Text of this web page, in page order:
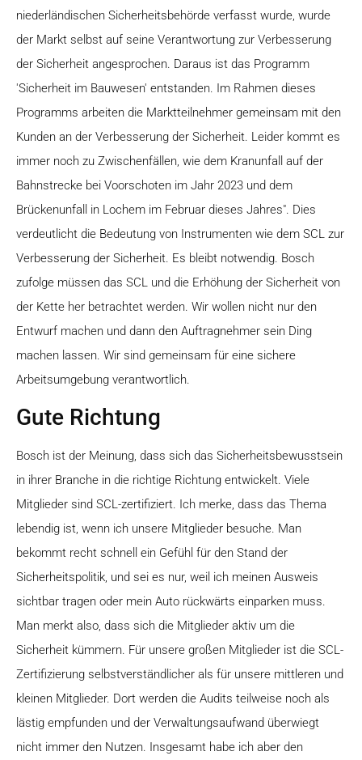
niederländischen Sicherheitsbehörde verfasst wurde, wurde
der Markt selbst auf seine Verantwortung zur Verbesserung
der Sicherheit angesprochen. Daraus ist das Programm
'Sicherheit im Bauwesen' entstanden. Im Rahmen dieses
Programms arbeiten die Marktteilnehmer gemeinsam mit den
Kunden an der Verbesserung der Sicherheit. Leider kommt es
immer noch zu Zwischenfällen, wie dem Kranunfall auf der
Bahnstrecke bei Voorschoten im Jahr 2023 und dem
Brückenunfall in Lochem im Februar dieses Jahres". Dies
verdeutlicht die Bedeutung von Instrumenten wie dem SCL zur
Verbesserung der Sicherheit. Es bleibt notwendig. Bosch
zufolge müssen das SCL und die Erhöhung der Sicherheit von
der Kette her betrachtet werden. Wir wollen nicht nur den
Entwurf machen und dann den Auftragnehmer sein Ding
machen lassen. Wir sind gemeinsam für eine sichere
Arbeitsumgebung verantwortlich.
Gute Richtung
Bosch ist der Meinung, dass sich das Sicherheitsbewusstsein
in ihrer Branche in die richtige Richtung entwickelt. Viele
Mitglieder sind SCL-zertifiziert. Ich merke, dass das Thema
lebendig ist, wenn ich unsere Mitglieder besuche. Man
bekommt recht schnell ein Gefühl für den Stand der
Sicherheitspolitik, und sei es nur, weil ich meinen Ausweis
sichtbar tragen oder mein Auto rückwärts einparken muss.
Man merkt also, dass sich die Mitglieder aktiv um die
Sicherheit kümmern. Für unsere großen Mitglieder ist die SCL-
Zertifizierung selbstverständlicher als für unsere mittleren und
kleinen Mitglieder. Dort werden die Audits teilweise noch als
lästig empfunden und der Verwaltungsaufwand überwiegt
nicht immer den Nutzen. Insgesamt habe ich aber den